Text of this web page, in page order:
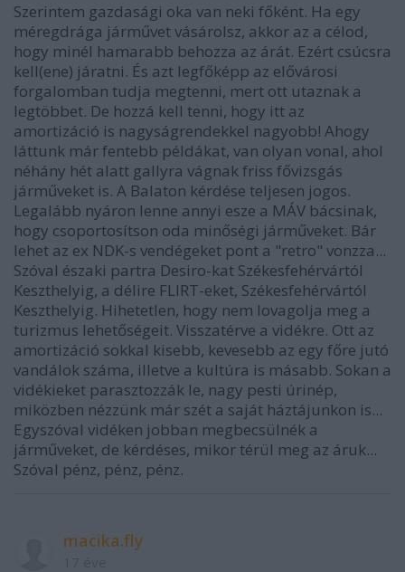
Szerintem gazdasági oka van neki főként. Ha egy
méregdrága járművet vásárolsz, akkor az a célod,
hogy minél hamarabb behozza az árát. Ezért csúcsra
kell(ene) járatni. És azt legfőképp az elővárosi
forgalomban tudja megtenni, mert ott utaznak a
legtöbbet. De hozzá kell tenni, hogy itt az
amortizáció is nagyságrendekkel nagyobb! Ahogy
láttunk már fentebb példákat, van olyan vonal, ahol
néhány hét alatt gallyra vágnak friss fővizsgás
járműveket is. A Balaton kérdése teljesen jogos.
Legalább nyáron lenne annyi esze a MÁV bácsinak,
hogy csoportosítson oda minőségi járműveket. Bár
lehet az ex NDK-s vendégeket pont a "retro" vonzza...
Szóval északi partra Desiro-kat Székesfehérvártól
Keszthelyig, a délire FLIRT-eket, Székesfehérvártól
Keszthelyig. Hihetetlen, hogy nem lovagolja meg a
turizmus lehetőségeit. Visszatérve a vidékre. Ott az
amortizáció sokkal kisebb, kevesebb az egy főre jutó
vandálok száma, illetve a kultúra is másabb. Sokan a
vidékieket parasztozzák le, nagy pesti úrinép,
miközben nézzünk már szét a saját háztájunkon is...
Egyszóval vidéken jobban megbecsülnék a
járműveket, de kérdéses, mikor térül meg az áruk...
Szóval pénz, pénz, pénz.
macika.fly